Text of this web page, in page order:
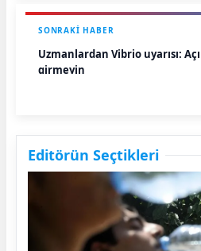
SONRAKI HABER
Uzmanlardan Vibrio uyarısı:
girmeyin
Editörün Seçtikleri